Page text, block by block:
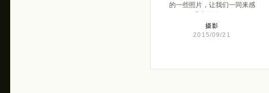
的一些照片，让我们一同来感
摄影
2015/09/21